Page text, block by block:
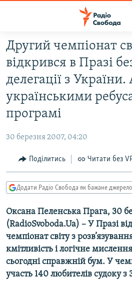
Перейти
до
основного
матеріалу
Перейти
до
основної
Перейти
пошуку
РАДІО СВОБОДА – 70 РОКІВ
ВСЕ ЗА ДОБУ
СУСПІЛЬСТВО
КУЛЬТУРА
СВІТ
ВІЙНА
ДОНБАС.РЕАЛІЇ
КРИМ.РЕАЛІЇ
ТИ ЯК?
СХЕМИ
КИТАЙ.ВИКЛИКИ
МУЛЬТИМЕДІА
ФОТО
СПЕЦПРОЄКТИ
Другий чемпіонат
відкрився в Празі
делегації з України.
українськими
програмі
30 березня 2007, 04:20
Поділитись Читати без
Додати Радіо Свобода як бажане
Оксана Пеленська Прага, 30
(RadioSvoboda.Ua) – У Празі
чемпіонат світу з
кмітливість і логічне
сьогодні справжній бум. У
участь 140 любителів судоку з